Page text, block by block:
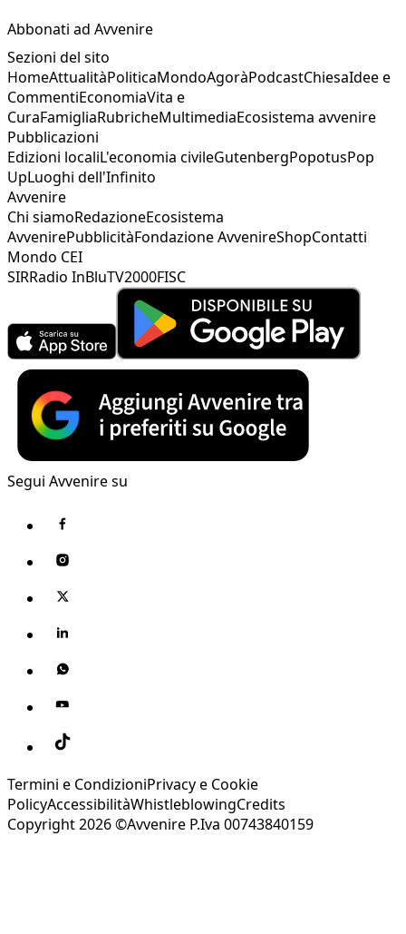
Abbonati ad Avvenire
Sezioni del sito
HomeAttualitàPoliticaMondoAgoràPodcastChiesaIdee e
CommentiEconomiaVita e
CuraFamigliaRubricheMultimediaEcosistema avvenire
Pubblicazioni
Edizioni localiL'economia civileGutenbergPopotusPop
UpLuoghi dell'Infinito
Avvenire
Chi siamoRedazioneEcosistema
AvvenirePubblicitàFondazione AvvenireShopContatti
Mondo CEI
SIRRadio InBluTV2000FISC
Segui Avvenire su
Termini e CondizioniPrivacy e Cookie
PolicyAccessibilitàWhistleblowingCredits
Copyright 2026 ©Avvenire P.Iva 00743840159